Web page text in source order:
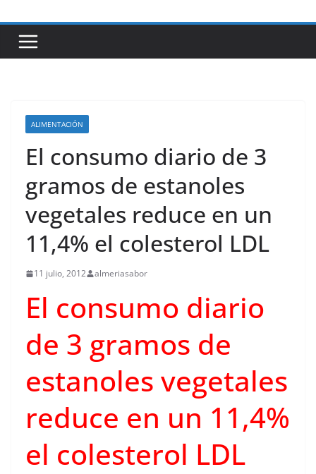
ALIMENTACIÓN
El consumo diario de 3
gramos de estanoles
vegetales reduce en un
11,4% el colesterol LDL
11 julio, 2012 almeriasabor
El consumo diario
de 3 gramos de
estanoles vegetales
reduce en un 11,4%
el colesterol LDL